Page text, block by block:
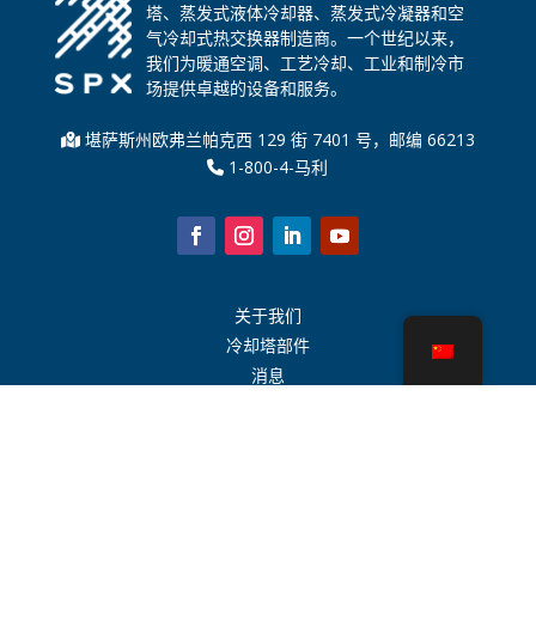
塔、蒸发式液体冷却器、蒸发式冷凝器和空
气冷却式热交换器制造商。一个世纪以来，
我们为暖通空调、工艺冷却、工业和制冷市
场提供卓越的设备和服务。
堪萨斯州欧弗兰帕克西 129 街 7401 号，邮编 66213
1-800-4-马利
关于我们
冷却塔部件
消息